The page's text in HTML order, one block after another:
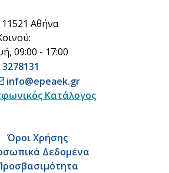
Αθήνα
09:00 - 17:00
info@epeaek.gr
Κατάλογος
Όροι Χρήσης
Δεδομένα